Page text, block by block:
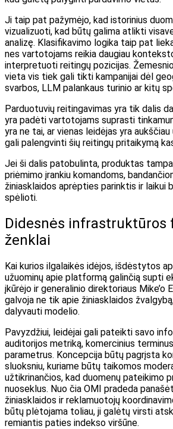
Ji taip pat pažymėjo, kad istorinius
vizualizuoti, kad būtų galima atlikti
analizę. Klasifikavimo logika taip pat
nes vartotojams reikia daugiau
interpretuoti reitingų pozicijas.
vieta vis tiek gali tikti kampanijai dėl
svarbos, LLM palankaus turinio ar kitų
Parduotuvių reitingavimas yra tik dalis
yra padėti vartotojams suprasti
yra ne tai, ar vienas leidėjas yra
gali palengvinti šių reitingų pritaikymą
Jei ši dalis patobulinta, produktas
priėmimo įrankiu komandoms,
žiniasklaidos aprėpties parinktis ir laikui
spėlioti.
Didesnės infrastruktūros
ženklai
Kai kurios ilgalaikės idėjos, išdėstytos
užuominų apie platformą galinčią supti
įkūrėjo ir generalinio direktoriaus Mike’o
galvoja ne tik apie žiniasklaidos
dalyvauti modelio.
Pavyzdžiui, leidėjai gali pateikti savo
auditorijos metriką, komercinius
parametrus. Koncepcija būtų pagrįsta
sluoksniu, kuriame būtų taikomos
užtikrinančios, kad duomenų pateikimo
nuoseklus. Nuo čia OMI pradeda
žiniasklaidos ir reklamuotojų
būtų plėtojama toliau, ji galėtų virsti
remiantis paties indekso viršūne.